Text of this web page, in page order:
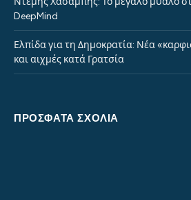
DeepMind
Ελπίδα για τη Δημοκρατία: Νέα
και αιχμές κατά Γρατσία
ΠΡΌΣΦΑΤΑ ΣΧΌΛΙΑ